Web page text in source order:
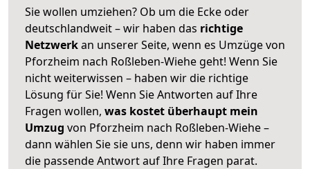
Sie wollen umziehen? Ob um die Ecke oder
deutschlandweit – wir haben das richtige
Netzwerkan unserer Seite, wenn es Umzüge von
Pforzheim nach Roßleben-Wiehe geht! Wenn Sie
nicht weiterwissen – haben wir die richtige
Lösung für Sie! Wenn Sie Antworten auf Ihre
Fragen wollen, was kostet überhaupt mein
Umzug von Pforzheim nach Roßleben-Wiehe –
dann wählen Sie sie uns, denn wir haben immer
die passende Antwort auf Ihre Fragen parat.